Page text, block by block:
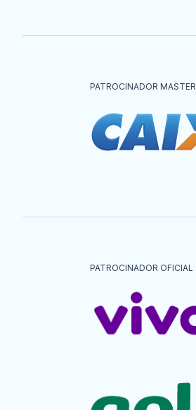
PATROCINADOR MASTER
PATROCINADOR OFICIAL